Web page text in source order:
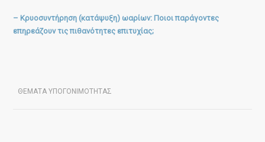
– Κρυοσυντήρηση (κατάψυξη) ωαρίων: Ποιοι παράγοντες
επηρεάζουν τις πιθανότητες επιτυχίας;
ΘΕΜΑΤΑ ΥΠΟΓΟΝΙΜΟΤΗΤΑΣ